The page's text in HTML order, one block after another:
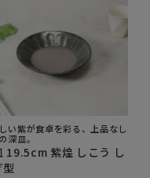
い紫が食卓を彩る、上品なし
深皿。
19.5cm 紫煌 しこう し